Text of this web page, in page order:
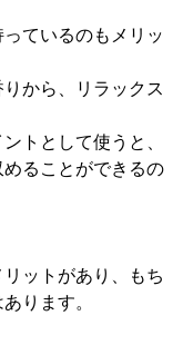
ているのもメリッ
から、リラックス
トとして使うと、
ることができるの
ットがあり、もち
ります。